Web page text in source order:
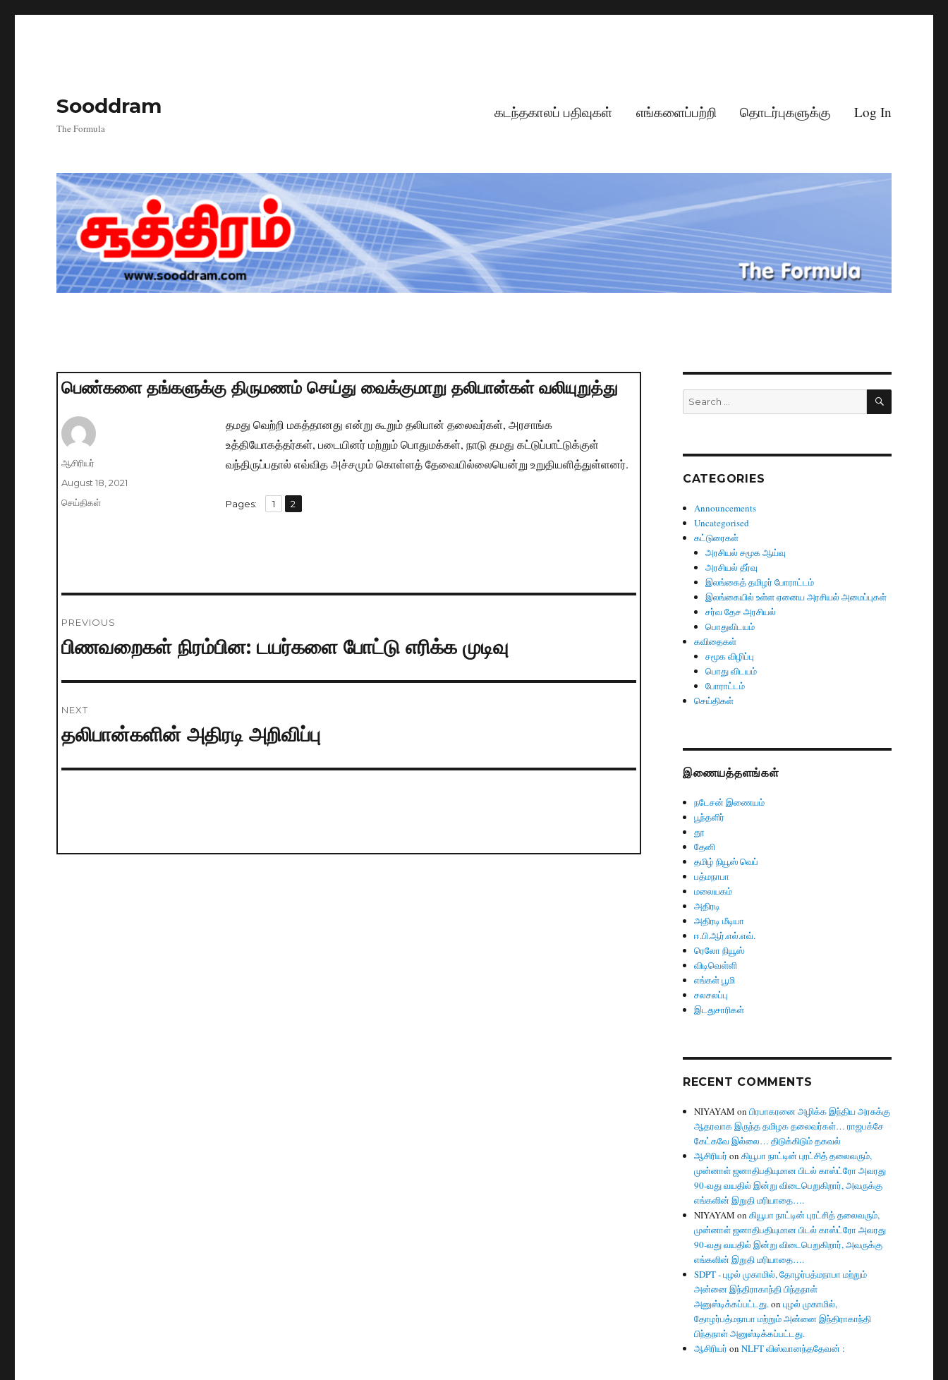
Sooddram
The Formula
கடந்தகாலப் பதிவுகள் எங்களைப்பற்றி தொடர்புகளுக்கு Log In
பெண்களை தங்களுக்கு திருமணம் செய்து வைக்குமாறு தலிபான்கள் வலியுறுத்து
தமது வெற்றி மகத்தானது என்று கூறும் தலிபான் தலைவர்கள், அரசாங்க
உத்தியோகத்தர்கள், படையினர் மற்றும் பொதுமக்கள், நாடு தமது கட்டுப்பாட்டுக்குள்
வந்திருப்பதால் எவ்வித அச்சமும் கொள்ளத் தேவையில்லையென்று உறுதியளித்துள்ளனர்.
Pages: Page
1 ,
Page
2
Author
ஆசிரியர்
Posted
on
August 18, 2021
Categories
செய்திகள்
navigation
PREVIOUS
Previous
பிணவறைகள் நிரம்பின: டயர்களை போட்டு எரிக்க முடிவு
NEXT
Next
தலிபான்களின் அதிரடி அறிவிப்பு
Search
for:
SEARCH
CATEGORIES
Announcements
Uncategorised
கட்டுரைகள்
அரசியல் சமூக ஆய்வு
அரசியல் தீர்வு
இலங்கைத் தமிழர் போராட்டம்
இலங்கையில் உள்ள ஏனைய அரசியல் அமைப்புகள்
சர்வ தேச அரசியல்
பொதுவிடயம்
கவிதைகள்
சமூக விழிப்பு
பொது விடயம்
போராட்டம்
செய்திகள்
இணையத்தளங்கள்
நடேசன் இணையம்
பூந்தளிர்
தூ
தேனி
தமிழ் நியூஸ் வெப்
பத்மநாபா
மலையகம்
அதிரடி
அதிரடி மீடியா
ஈ.பி.ஆர்.எல்.எவ்.
ரெலோ நியூஸ்
விடிவெள்ளி
எங்கள் பூமி
சலசலப்பு
இடதுசாரிகள்
RECENT COMMENTS
NIYAYAM onபிரபாகரனை அழிக்க இந்திய அரசுக்கு
ஆதரவாக இருந்த தமிழக தலைவர்கள்… ராஜபக்சே
கேட்கவே இல்லை… திடுக்கிடும் தகவல்
ஆசிரியர் onகியூபா நாட்டின் புரட்சித் தலைவரும்,
முன்னாள் ஜனாதிபதியுமான பிடல் காஸ்ட்ரோ அவரது
90-வது வயதில் இன்று விடைபெறுகிறார், அவருக்கு
எங்களின் இறுதி மரியாதை….
NIYAYAM onகியூபா நாட்டின் புரட்சித் தலைவரும்,
முன்னாள் ஜனாதிபதியுமான பிடல் காஸ்ட்ரோ அவரது
90-வது வயதில் இன்று விடைபெறுகிறார், அவருக்கு
எங்களின் இறுதி மரியாதை….
SDPT - புழல் முகாமில், தோழர்பத்மநாபா மற்றும்
அன்னை இந்திராகாந்தி பிந்தநாள்
அனுஸ்டிக்கப்பட்டது.onபுழல் முகாமில்,
தோழர்பத்மநாபா மற்றும் அன்னை இந்திராகாந்தி
பிந்தநாள் அனுஸ்டிக்கப்பட்டது.
ஆசிரியர் onNLFT விஸ்வானந்ததேவன் :